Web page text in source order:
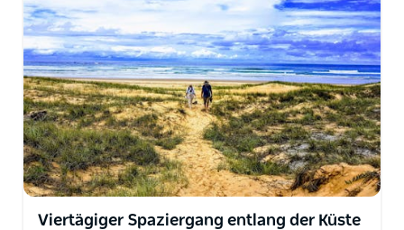
Viertägiger Spaziergang entlang der Küste